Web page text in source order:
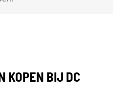
KOPEN BIJ DC